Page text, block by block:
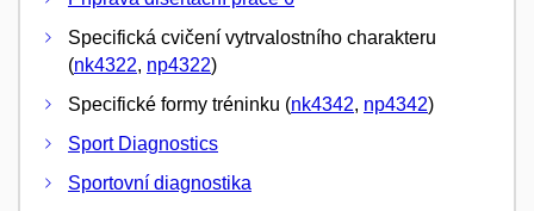
Specifická cvičení vytrvalostního charakteru
(nk4322, np4322)
Specifické formy tréninku (nk4342, np4342)
Sport Diagnostics
Sportovní diagnostika